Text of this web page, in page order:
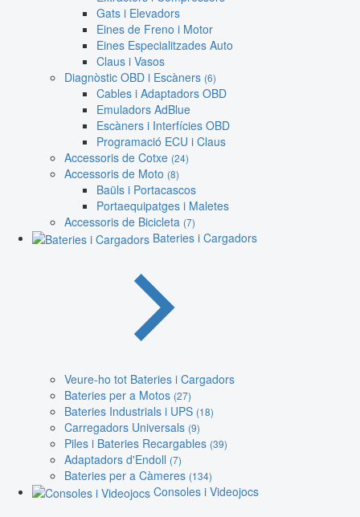
Gats i Elevadors
Eines de Freno i Motor
Eines Especialitzades Auto
Claus i Vasos
Diagnòstic OBD i Escàners (6)
Cables i Adaptadors OBD
Emuladors AdBlue
Escàners i Interfícies OBD
Programació ECU i Claus
Accessoris de Cotxe (24)
Accessoris de Moto (8)
Baüls i Portacascos
Portaequipatges i Maletes
Accessoris de Bicicleta (7)
Bateries i Cargadors
Veure-ho tot Bateries i Cargadors
Bateries per a Motos (27)
Bateries Industrials i UPS (18)
Carregadors Universals (9)
Piles i Bateries Recargables (39)
Adaptadors d'Endoll (7)
Bateries per a Càmeres (134)
Consoles i Videojocs